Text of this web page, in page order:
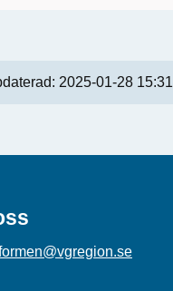
2025-01-28 15:31